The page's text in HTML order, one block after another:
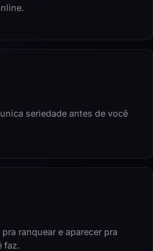
seriedade antes de você
ranquear e aparecer pra
faz.